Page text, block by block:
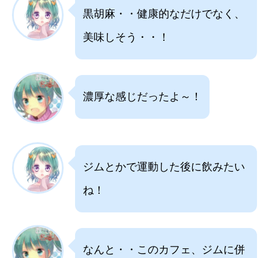
黒胡麻・・健康的なだけでなく、
美味しそう・・！
濃厚な感じだったよ～！
ジムとかで運動した後に飲みたい
ね！
なんと・・このカフェ、ジムに併